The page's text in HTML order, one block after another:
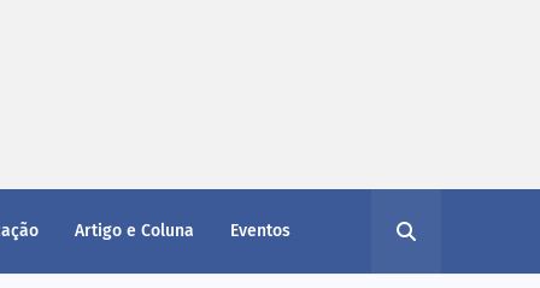
Artigo e Coluna Eventos